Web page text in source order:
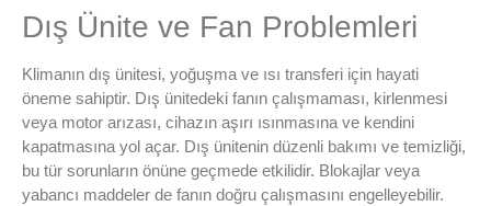
Dış Ünite ve Fan Problemleri
Klimanın dış ünitesi, yoğuşma ve ısı transferi için hayati
öneme sahiptir. Dış ünitedeki fanın çalışmaması, kirlenmesi
veya motor arızası, cihazın aşırı ısınmasına ve kendini
kapatmasına yol açar. Dış ünitenin düzenli bakımı ve temizliği,
bu tür sorunların önüne geçmede etkilidir. Blokajlar veya
yabancı maddeler de fanın doğru çalışmasını engelleyebilir.